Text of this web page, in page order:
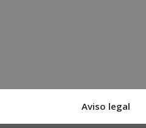
Aviso legal